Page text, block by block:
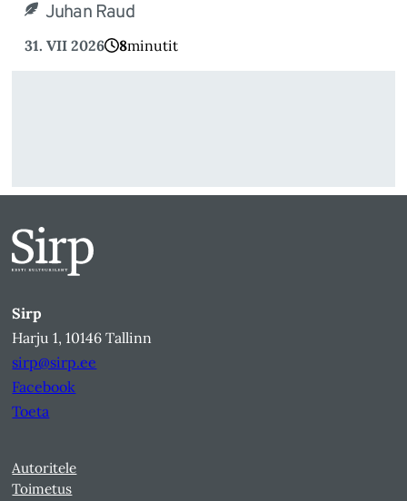
Juhan Raud
31. VII 2026 8minutit
Sirp
Harju 1, 10146 Tallinn
sirp@sirp.ee
Facebook
Toeta
Autoritele
Toimetus